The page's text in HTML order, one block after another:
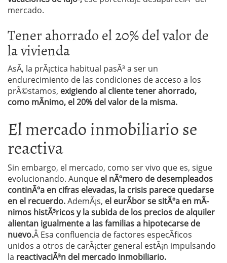
mercado.
Tener ahorrado el 20% del valor de
la vivienda
AsÃ­, la prÃ¡ctica habitual pasÃ³ a ser un
endurecimiento de las condiciones de acceso a los
prÃ©stamos, exigiendo al cliente tener ahorrado,
como mÃ­nimo, el 20% del valor de la misma.
El mercado inmobiliario se
reactiva
Sin embargo, el mercado, como ser vivo que es, sigue
evolucionando. Aunque el nÃºmero de desempleados
continÃºa en cifras elevadas, la crisis parece quedarse
en el recuerdo.AdemÃ¡s, el eurÃ­bor se sitÃºa en mÃ­
nimos histÃ³ricosy la subida de los precios de alquiler
alientan igualmente a las familias a hipotecarse de
nuevo.Â Esa confluencia de factores especÃ­ficos
unidos a otros de carÃ¡cter general estÃ¡n impulsando
la reactivaciÃ³n del mercado inmobiliario.